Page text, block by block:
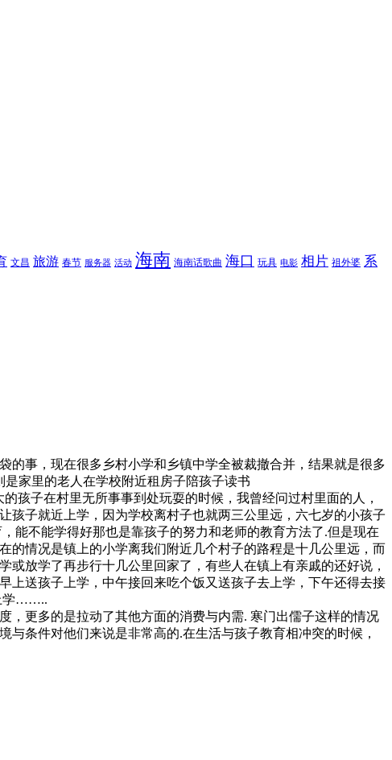
文昌 旅游 春节 服务器 活动 海南 海南话歌曲 海口 玩具 电影 相片 祖外婆 系
的事，现在很多乡村小学和乡镇中学全被裁撤合并，结果就是很多
家里的老人在学校附近租房子陪孩子读书
孩子在村里无所事事到处玩耍的时候，我曾经问过村里面的人，
孩子就近上学，因为学校离村子也就两三公里远，六七岁的小孩子
能不能学得好那也是靠孩子的努力和老师的教育方法了.但是现在
的情况是镇上的小学离我们附近几个村子的路程是十几公里远，而
放学了再步行十几公里回家了，有些人在镇上有亲戚的还好说，
上送孩子上学，中午接回来吃个饭又送孩子去上学，下午还得去接
学……..
，更多的是拉动了其他方面的消费与内需. 寒门出儒子这样的情况
条件对他们来说是非常高的.在生活与孩子教育相冲突的时候，